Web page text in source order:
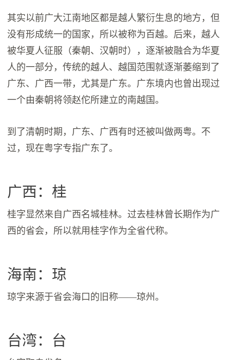
其实以前广大江南地区都是越人繁衍生息的地方，但
没有形成统一的国家，所以被称为百越。后来，越人
被华夏人征服（秦朝、汉朝时），逐渐被融合为华夏
人的一部分，传统的越人、越国范围就逐渐萎缩到了
广东、广西一带，尤其是广东。广东境内也曾出现过
一个由秦朝将领赵佗所建立的南越国。
到了清朝时期，广东、广西有时还被叫做两粤。不
过，现在粤字专指广东了。
广西：桂
桂字显然来自广西名城桂林。过去桂林曾长期作为广
西的省会，所以就用桂字作为全省代称。
海南：琼
琼字来源于省会海口的旧称——琼州。
台湾：台